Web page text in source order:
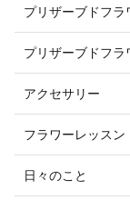
プリザーブドフラ
プリザーブドフラ
アクセサリー
フラワーレッスン
日々のこと